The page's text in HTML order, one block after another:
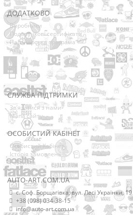
ДОДАТКОВО
Виробники
Подарункові сертифікати
Партнерська програма
Акції
СЛУЖБА ПІДТРИМКИ
Зв’язатися з нами
Мапа сайту
ОСОБИСТИЙ КАБІНЕТ
Особистий Кабінет
Історія замовлень
Розсилка
AUTO-ART.COM.UA
с. Соф. Борщагівка, вул. Лесі Українки, 19
+38 (098) 034-38-15
info@auto-art.com.ua